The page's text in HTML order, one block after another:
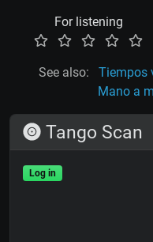
For listening
See also:
Tiempos
Mano a
Tango Scan
Log in